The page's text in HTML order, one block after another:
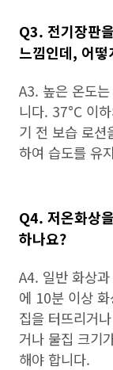
Q3. 전기장판
느낌인데, 어
A3. 높은 온도
니다. 37°C 이
기 전 보습 로션
하여 습도를 유
Q4. 저온화상
하나요?
A4. 일반 화상
에 10분 이상
집을 터뜨리거
거나 물집 크기
해야 합니다.